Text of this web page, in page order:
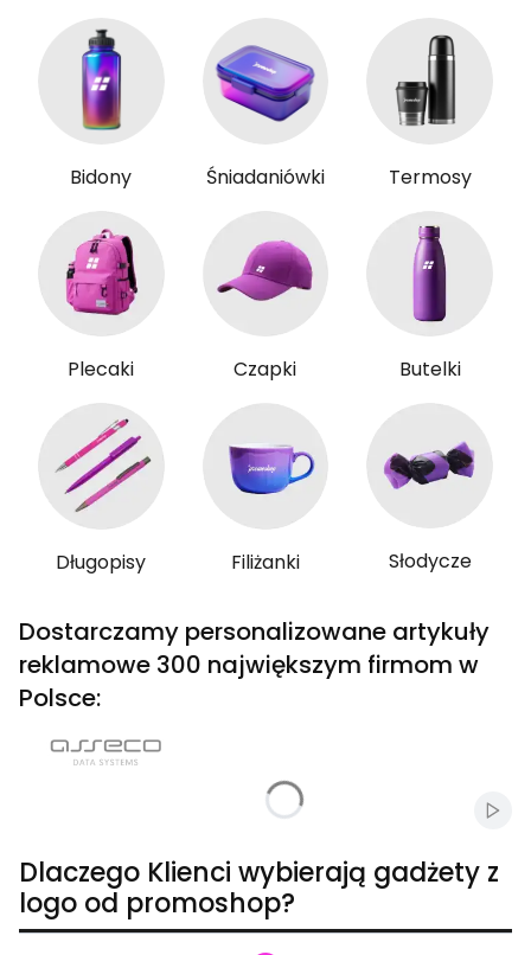
Bidony Śniadaniówki Termosy
Plecaki Czapki Butelki
Długopisy Filiżanki Słodycze
Dostarczamy personalizowane artykuły
reklamowe 300 największym firmom w
Polsce:
Dlaczego Klienci wybierają gadżety z
logo od promoshop?